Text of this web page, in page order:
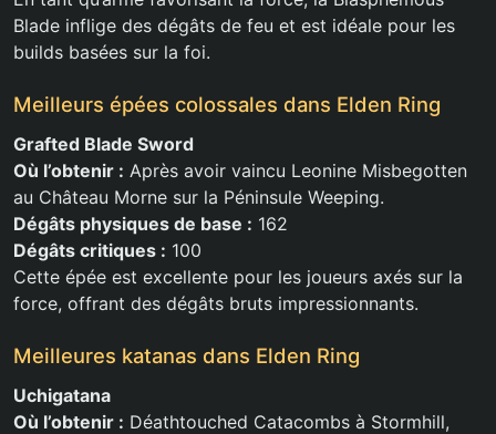
Blade inflige des dégâts de feu et est idéale pour les
builds basées sur la foi.
Meilleurs épées colossales dans Elden Ring
Grafted Blade Sword
Où l’obtenir : Après avoir vaincu Leonine Misbegotten
au Château Morne sur la Péninsule Weeping.
Dégâts physiques de base : 162
Dégâts critiques : 100
Cette épée est excellente pour les joueurs axés sur la
force, offrant des dégâts bruts impressionnants.
Meilleures katanas dans Elden Ring
Uchigatana
Où l’obtenir : Déathtouched Catacombs à Stormhill,